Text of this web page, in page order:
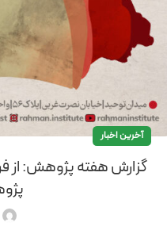
آخرین اخبار
گزارش هفته پژوهش: از